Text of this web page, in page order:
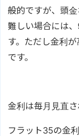
般的ですが、頭
難しい場合には
す。ただし金利
です。
金利は毎月見直さ
フラット35の金